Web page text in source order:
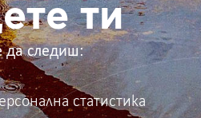
ти
да следиш:
статистика